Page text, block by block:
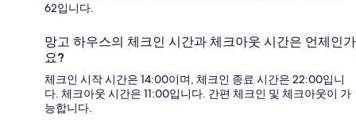
62입니다.
망고 하우스의 체크인 시간과 체크아웃 시간은 언제인가
요?
체크인 시작 시간은 14:00이며, 체크인 종료 시간은 22:00입니
다. 체크아웃 시간은 11:00입니다. 간편 체크인 및 체크아웃이 가
능합니다.